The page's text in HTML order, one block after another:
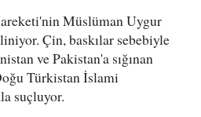
Müslüman Uygur
Çin, baskılar sebebiyle
ve Pakistan'a sığınan
Türkistan İslami
suçluyor.